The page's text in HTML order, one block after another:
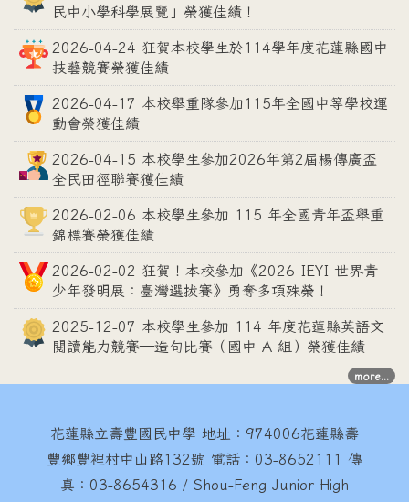
民中小學科學展覽」榮獲佳績！
2026-04-24 狂賀本校學生於114學年度花蓮縣國中
技藝競賽榮獲佳績
2026-04-17 本校舉重隊參加115年全國中等學校運
動會榮獲佳績
2026-04-15 本校學生參加2026年第2屆楊傳廣盃
全民田徑聯賽獲佳績
2026-02-06 本校學生參加 115 年全國青年盃舉重
錦標賽榮獲佳績
2026-02-02 狂賀！本校參加《2026 IEYI 世界青
少年發明展：臺灣選拔賽》勇奪多項殊榮！
2025-12-07 本校學生參加 114 年度花蓮縣英語文
閱讀能力競賽—造句比賽（國中 A 組）榮獲佳績
more...
花蓮縣立壽豐國民中學 地址：974006花蓮縣壽
豐鄉豐裡村中山路132號 電話：03-8652111 傳
真：03-8654316 / Shou-Feng Junior High